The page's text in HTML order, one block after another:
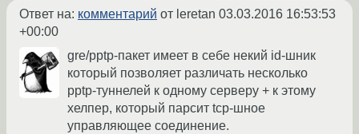
Ответ на: комментарий от leretan 03.03.2016 16:53:53
+00:00
gre/pptp-пакет имеет в себе некий id-шник
который позволяет различать несколько
pptp-туннелей к одному серверу + к этому
хелпер, который парсит tcp-шное
управляющее соединение.